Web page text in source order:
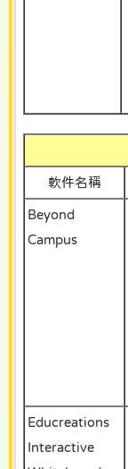
軟件名稱
Beyond
Campus
Educreations
Interactive